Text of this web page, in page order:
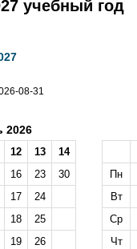
учебный год
08-31
2026
12 13
14
16 23
30
17
24
18
25
19
26
Пн
Вт
Ср
Чт